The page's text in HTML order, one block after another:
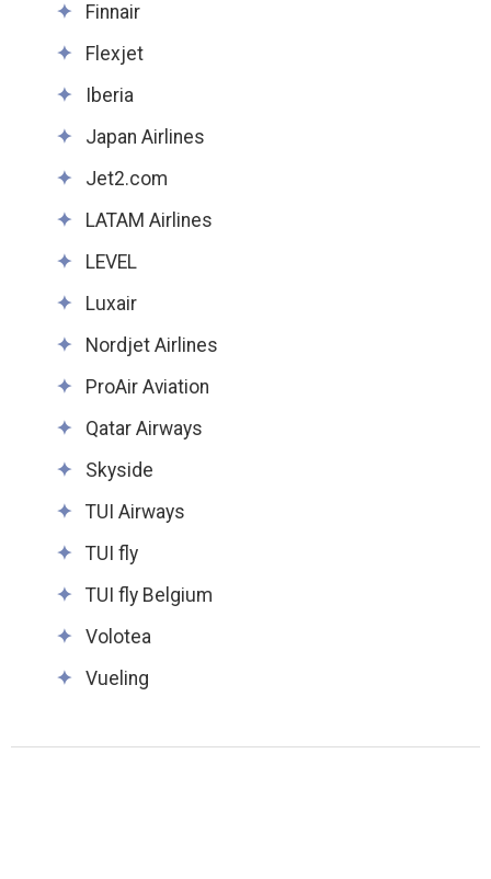
Finnair
Flexjet
Iberia
Japan Airlines
Jet2.com
LATAM Airlines
LEVEL
Luxair
Nordjet Airlines
ProAir Aviation
Qatar Airways
Skyside
TUI Airways
TUI fly
TUI fly Belgium
Volotea
Vueling